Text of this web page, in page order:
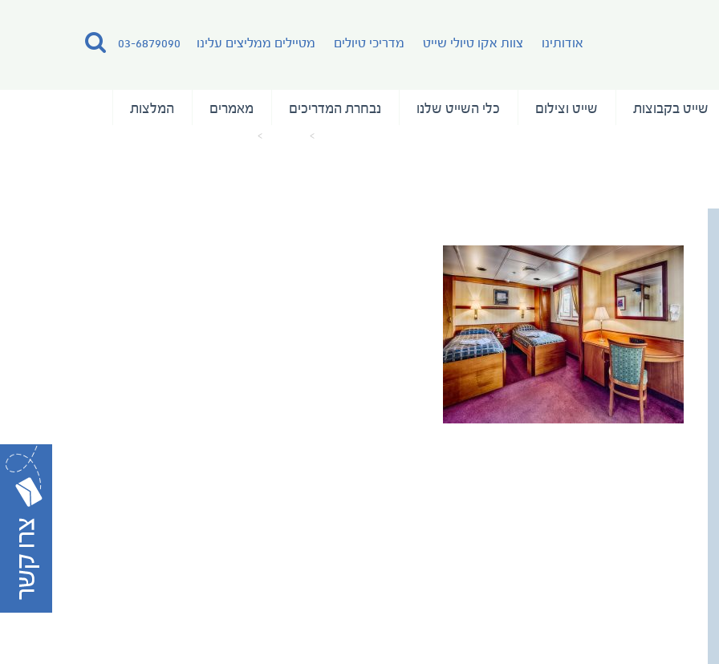
03-6879090 אודותינו צוות אקו טיולי שייט מדריכי טיולים מטיילים ממליצים עלינו
שייט בקבוצות שייט וצילום כלי השייט שלנו נבחרת המדריכים מאמרים המלצות